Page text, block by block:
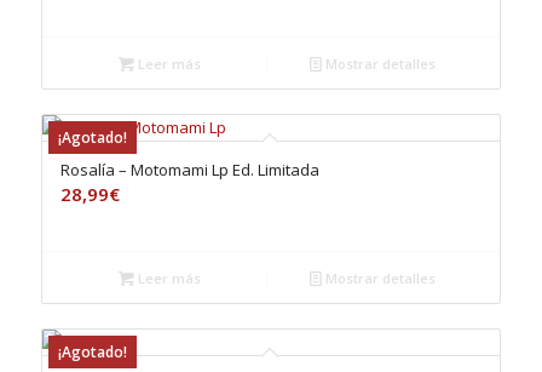
Leer más Mostrar detalles
¡Agotado!
Rosalía – Motomami Lp Ed. Limitada
28,99€
Leer más Mostrar detalles
¡Agotado!